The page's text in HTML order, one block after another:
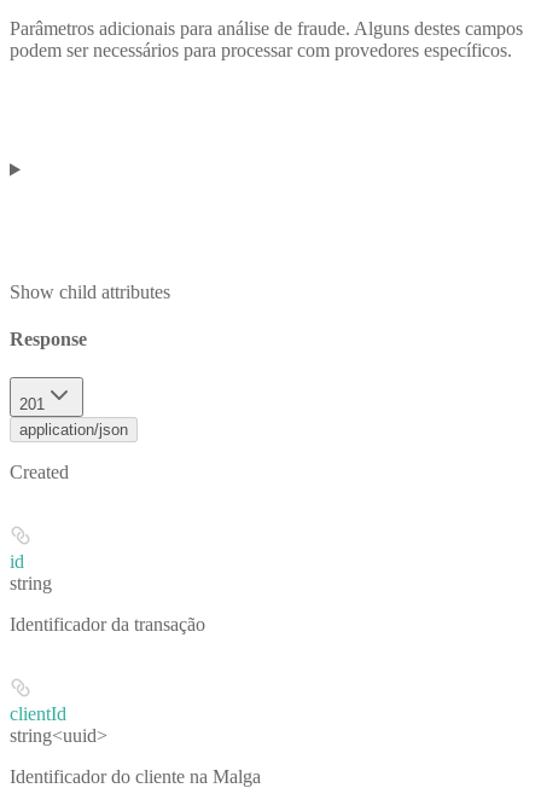
Parâmetros adicionais para análise de fraude. Alguns destes campos
podem ser necessários para processar com provedores específicos.
Show child attributes
Response
201
application/json
Created
id
string
Identificador da transação
clientId
string<uuid>
Identificador do cliente na Malga